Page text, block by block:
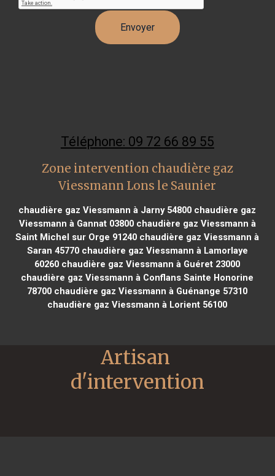
Téléphone: 09 72 66 89 55
Zone intervention chaudière gaz
Viessmann Lons le Saunier
chaudière gaz Viessmann à Jarny 54800 chaudière gaz
Viessmann à Gannat 03800chaudière gaz Viessmann à
Saint Michel sur Orge 91240 chaudière gaz Viessmann à
Saran 45770chaudière gaz Viessmann à Lamorlaye
60260 chaudière gaz Viessmann à Guéret 23000
chaudière gaz Viessmann à Conflans Sainte Honorine
78700 chaudière gaz Viessmann à Guénange 57310
chaudière gaz Viessmann à Lorient 56100
Artisan
d'intervention